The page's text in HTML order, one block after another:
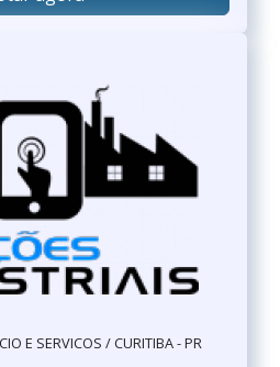
E SERVICOS / CURITIBA - PR